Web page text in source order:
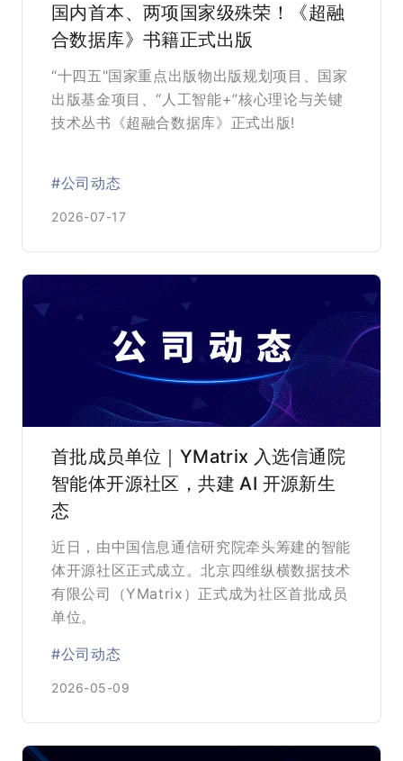
国内首本、两项国家级殊荣！《超融
合数据库》书籍正式出版
“十四五"国家重点出版物出版规划项目、国家
出版基金项目、“人工智能+”核心理论与关键
技术丛书《超融合数据库》正式出版!
#公司动态
2026-07-17
首批成员单位｜YMatrix 入选信通院
智能体开源社区，共建 AI 开源新生
态
近日，由中国信息通信研究院牵头筹建的智能
体开源社区正式成立。北京四维纵横数据技术
有限公司（YMatrix）正式成为社区首批成员
单位。
#公司动态
2026-05-09